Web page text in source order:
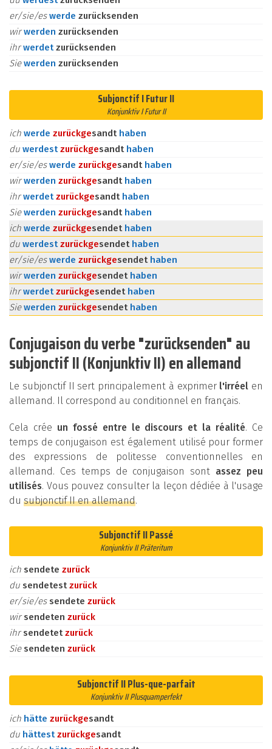
er/sie/eswerde zurücksenden
wirwerden zurücksenden
ihrwerdetzurücksenden
Siewerden zurücksenden
Subjonctif I Futur II
Konjunktiv I Futur II
ich werde zurückgesandt haben
du werdestzurückgesandt haben
er/sie/eswerde zurückgesandt haben
wirwerden zurückgesandt haben
ihrwerdetzurückgesandt haben
Siewerden zurückgesandt haben
ich werde zurückgesendet haben
du werdestzurückgesendet haben
er/sie/eswerde zurückgesendet haben
wirwerden zurückgesendet haben
ihrwerdetzurückgesendet haben
Siewerden zurückgesendet haben
Conjugaison du verbe "zurücksenden" au
subjonctif II (Konjunktiv II) en allemand
Le subjonctif II sert principalement à exprimer l'irréel en
allemand. Il correspond au conditionnel en français.
Cela crée un fossé entre le discours et la réalité. Ce
temps de conjugaison est également utilisé pour former
des expressions de politesse conventionnelles en
allemand. Ces temps de conjugaison sont assez peu
utilisés. Vous pouvez consulter la leçon dédiée à l'usage
du subjonctif II en allemand.
Subjonctif II Passé
Konjunktiv II Präteritum
ich sendete zurück
du sendetestzurück
er/sie/es sendete zurück
wirsendeten zurück
ihrsendetetzurück
Sie sendeten zurück
Subjonctif II Plus-que-parfait
Konjunktiv II Plusquamperfekt
ich hätte zurückgesandt
du hättestzurückgesandt